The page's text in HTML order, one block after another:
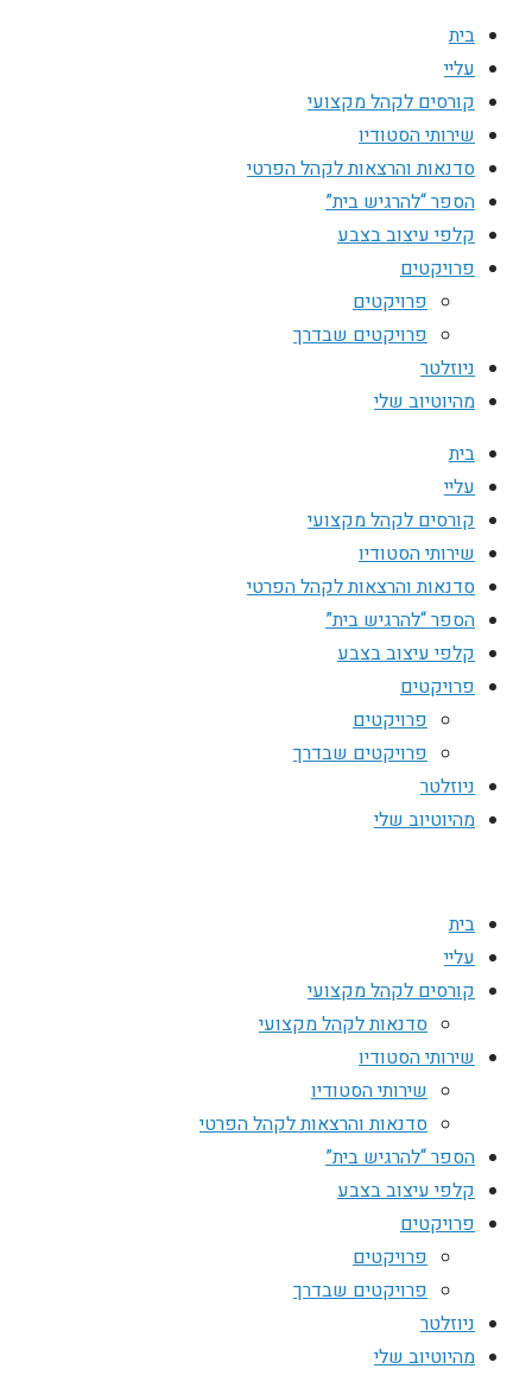
בית
עליי
קורסים לקהל מקצועי
שירותי הסטודיו
סדנאות והרצאות לקהל הפרטי
הספר “להרגיש בית”
קלפי עיצוב בצבע
פרויקטים
פרויקטים
פרויקטים שבדרך
ניוזלטר
מהיוטיוב שלי
בית
עליי
קורסים לקהל מקצועי
שירותי הסטודיו
סדנאות והרצאות לקהל הפרטי
הספר “להרגיש בית”
קלפי עיצוב בצבע
פרויקטים
פרויקטים
פרויקטים שבדרך
ניוזלטר
מהיוטיוב שלי
בית
עליי
קורסים לקהל מקצועי
סדנאות לקהל מקצועי
שירותי הסטודיו
שירותי הסטודיו
סדנאות והרצאות לקהל הפרטי
הספר “להרגיש בית”
קלפי עיצוב בצבע
פרויקטים
פרויקטים
פרויקטים שבדרך
ניוזלטר
מהיוטיוב שלי